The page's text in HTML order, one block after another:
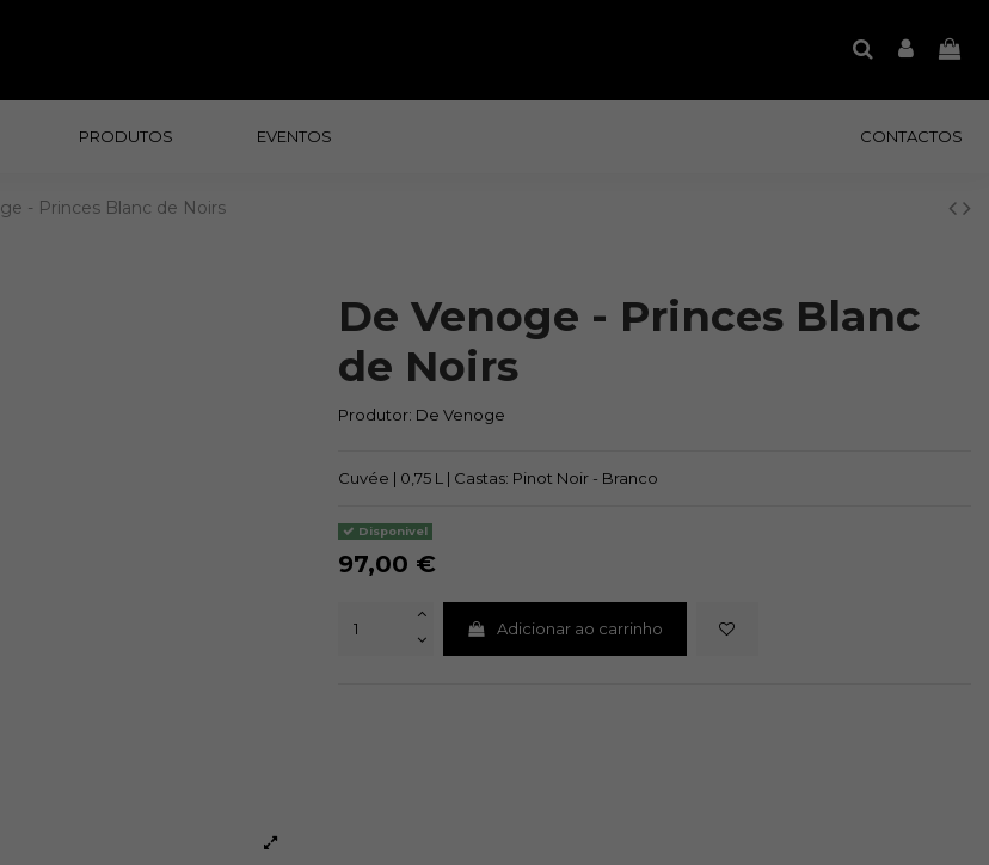
PRODUTOS EVENTOS CONTACTOS
- Princes Blanc de Noirs
De Venoge - Princes Blanc
de Noirs
Produtor: De Venoge
Cuvée | 0,75 L | Castas: Pinot Noir - Branco
Disponivel
97,00 €
Adicionar ao carrinho